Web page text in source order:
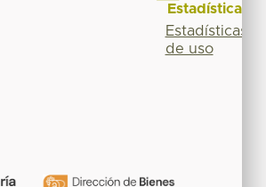
Estadísticas
Estadísticas
de uso